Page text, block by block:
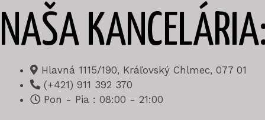
NAŠA
Hlavná 1115/190, Kráľovský Chlmec, 077 01
(+421) 911 392 370
Pon - Pia : 08:00 - 21:00